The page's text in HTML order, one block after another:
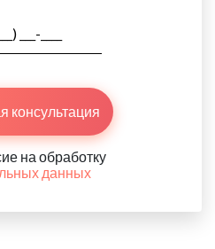
консультация
на обработку
данных